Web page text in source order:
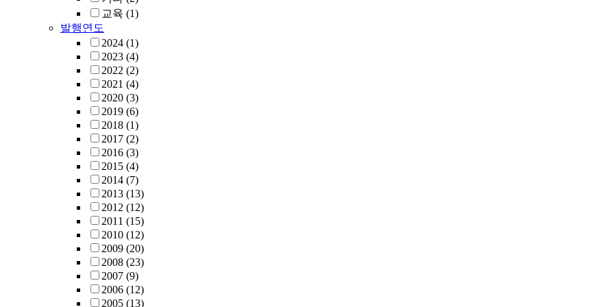
교육 (1)
발행연도
2024 (1)
2023 (4)
2022 (2)
2021 (4)
2020 (3)
2019 (6)
2018 (1)
2017 (2)
2016 (3)
2015 (4)
2014 (7)
2013 (13)
2012 (12)
2011 (15)
2010 (12)
2009 (20)
2008 (23)
2007 (9)
2006 (12)
2005 (13)